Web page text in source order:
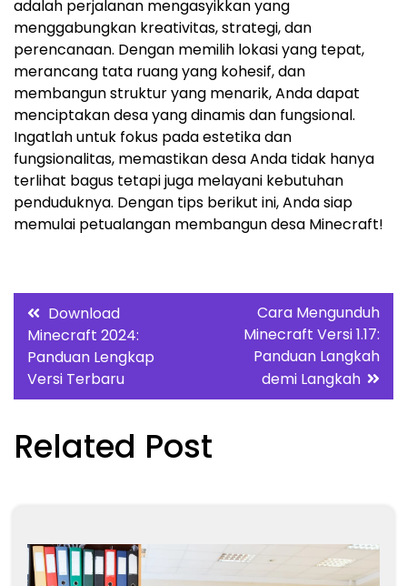
adalah perjalanan mengasyikkan yang
menggabungkan kreativitas, strategi, dan
perencanaan. Dengan memilih lokasi yang tepat,
merancang tata ruang yang kohesif, dan
membangun struktur yang menarik, Anda dapat
menciptakan desa yang dinamis dan fungsional.
Ingatlah untuk fokus pada estetika dan
fungsionalitas, memastikan desa Anda tidak hanya
terlihat bagus tetapi juga melayani kebutuhan
penduduknya. Dengan tips berikut ini, Anda siap
memulai petualangan membangun desa Minecraft!
Post
navigation
Download
Minecraft 2024:
Panduan Lengkap
Versi Terbaru
Cara Mengunduh
Minecraft Versi 1.17:
Panduan Langkah
demi Langkah
Related Post